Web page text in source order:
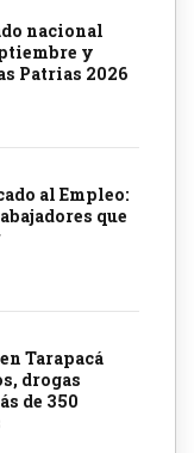
nacional
y
Patrias 2026
al Empleo:
que
Tarapacá
drogas
de 350